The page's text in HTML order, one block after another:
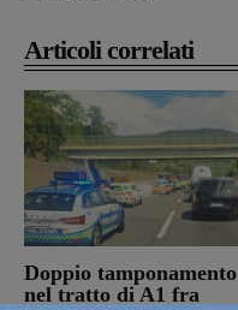
Articoli correlati
Doppio tamponamento
nel tratto di A1 fra